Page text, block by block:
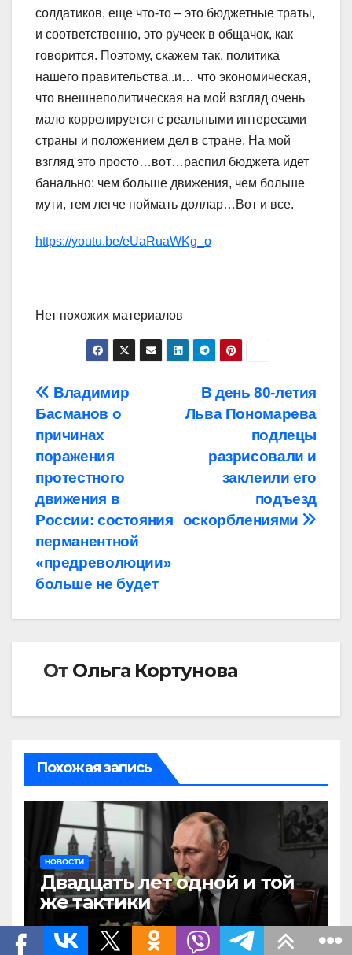
солдатиков, еще что-то – это бюджетные траты,
и соответственно, это ручеек в общачок, как
говорится. Поэтому, скажем так, политика
нашего правительства..и… что экономическая,
что внешнеполитическая на мой взгляд очень
мало коррелируется с реальными интересами
страны и положением дел в стране. На мой
взгляд это просто…вот…распил бюджета идет
банально: чем больше движения, чем больше
мути, тем легче поймать доллар…Вот и все.
https://youtu.be/eUaRuaWKg_o
Нет похожих материалов
Навигация
по
записям
В день 80-летия
Льва Пономарева
подлецы
разрисовали и
заклеили его
подъезд
оскорблениями
Владимир
Басманов о
причинах
поражения
протестного
движения в
России: состояния
перманентной
«предреволюции»
больше не будет
От Ольга Кортунова
Похожая запись
НОВОСТИ
Двадцать лет одной и той
же тактики
АВГ 8, 2026 РМ